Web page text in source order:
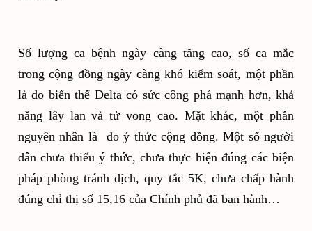
Số lượng ca bệnh ngày càng tăng cao, số ca mắc
trong cộng đồng ngày càng khó kiểm soát, một phần
là do biến thể Delta có sức công phá mạnh hơn, khả
năng lây lan và tử vong cao. Mặt khác, một phần
nguyên nhân là  do ý thức cộng đồng. Một số người
dân chưa thiếu ý thức, chưa thực hiện đúng các biện
pháp phòng tránh dịch, quy tắc 5K, chưa chấp hành
đúng chỉ thị số 15,16 của Chính phủ đã ban hành…